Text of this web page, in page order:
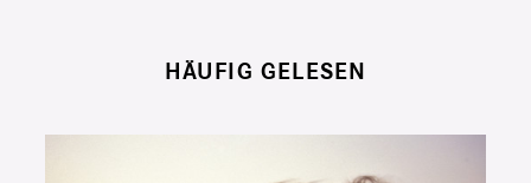
HÄUFIG GELESEN